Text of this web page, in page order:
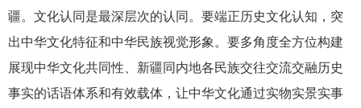
疆。文化认同是最深层次的认同。要端正历史文化认知，突
出中华文化特征和中华民族视觉形象。要多角度全方位构建
展现中华文化共同性、新疆同内地各民族交往交流交融历史
事实的话语体系和有效载体，让中华文化通过实物实景实事